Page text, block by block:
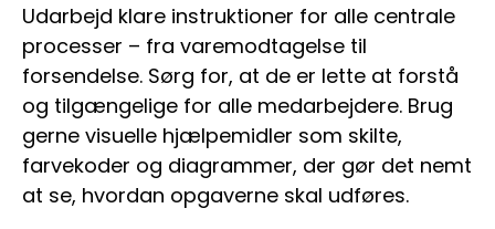
Udarbejd klare instruktioner for alle centrale
processer – fra varemodtagelse til
forsendelse. Sørg for, at de er lette at forstå
og tilgængelige for alle medarbejdere. Brug
gerne visuelle hjælpemidler som skilte,
farvekoder og diagrammer, der gør det nemt
at se, hvordan opgaverne skal udføres.